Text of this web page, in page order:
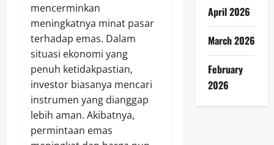
mencerminkan
meningkatnya minat pasar
terhadap emas. Dalam
situasi ekonomi yang
penuh ketidakpastian,
investor biasanya mencari
instrumen yang dianggap
lebih aman. Akibatnya,
permintaan emas
April 2026
March 2026
February
2026